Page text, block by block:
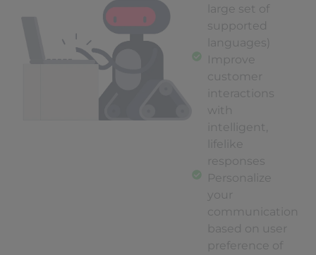
large set of
supported
languages)
Improve
customer
interactions
with
intelligent,
lifelike
responses
Personalize
your
communication
based on user
preference of